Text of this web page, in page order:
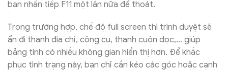
bạn nhấn tiếp F11 một lần nữa để thoát.
Trong trường hợp, chế độ full screen thì trình duyệt sẽ
ẩn đi thanh địa chỉ, công cụ, thanh cuộn dọc,… giúp
bảng tính có nhiều không gian hiển thị hơn. Để khắc
phục tình trạng này, bạn chỉ cần kéo các góc hoặc cạnh